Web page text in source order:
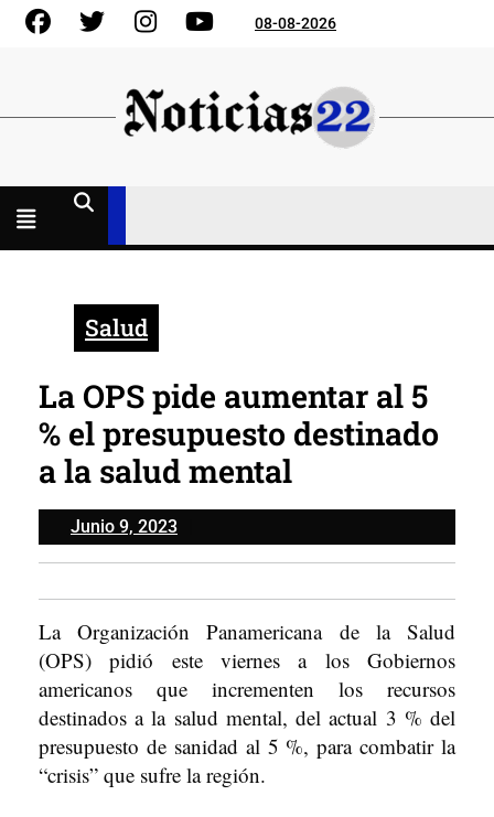
Skip
FacebookGorjeo InstagramYouTube08-08-2026
Salud
La OPS pide aumentar al 5
% el presupuesto destinado
a la salud mental
Junio 9, 2023Junio
9,
La Organización Panamericana de la Salud
(OPS) pidió este viernes a los Gobiernos
americanos que incrementen los recursos
destinados a la salud mental, del actual 3 % del
presupuesto de sanidad al 5 %, para combatir la
“crisis” que sufre la región.